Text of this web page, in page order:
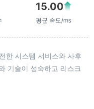
15.00
평균 속도/ms
한 시스템 서비스와 사후
기술이 성숙하고 리스크